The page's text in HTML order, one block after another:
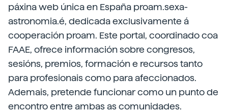
páxina web única en España proam.sexa-
astronomia.é, dedicada exclusivamente á
cooperación proam. Este portal, coordinado coa
FAAE, ofrece información sobre congresos,
sesións, premios, formación e recursos tanto
para profesionais como para afeccionados.
Ademais, pretende funcionar como un punto de
encontro entre ambas as comunidades.